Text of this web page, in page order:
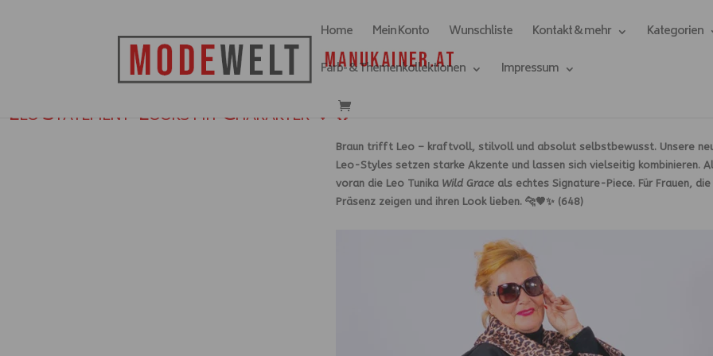
Home Mein Konto Wunschliste Kontakt & mehr Kategorien
Farb- & Themenkollektionen
Impressum
Leo Statement-Looks mit Charakter 🖤🔥
Braun trifft Leo – kraftvoll, stilvoll und absolut selbstbewusst. Unsere
Leo-Styles setzen starke Akzente und lassen sich vielseitig kombinieren.
voran die Leo Tunika Wild Grace als echtes Signature-Piece. Für Frauen, die
Präsenz zeigen und ihren Look lieben. 🐆🤎✨ (648)